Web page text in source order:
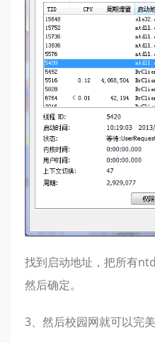
找到启动地址，把所有
然后确定。
3、然后校园网就可以完美